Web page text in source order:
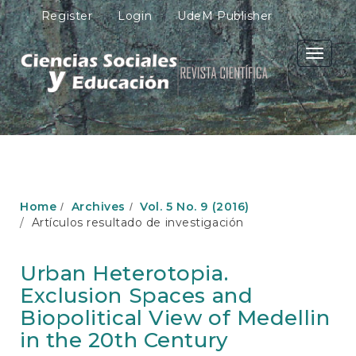
M
a
i
n
N
a
v
i
g
n
M
n
C
o
n
t
Register Login UdeM Publisher
Toggle
Home Archives
Vol. 5 No. 9 (2016)
Artículos resultado de investigación
Urban Heterotopia.
Exclusion Spaces and
Biopolitical View of Medellin
in the 20th Century